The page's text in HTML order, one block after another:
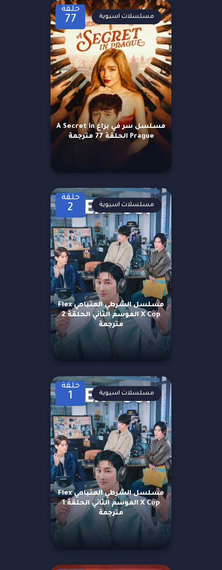
حلقة
77
مسلسل سر في براغ A Secret in
Prague الحلقة 77 مترجمة
مسلسلات اسيوية
حلقة
2
مسلسل الشرطي المتباهي Flex
X Cop الموسم الثاني الحلقة 2
مترجمة
مسلسلات اسيوية
حلقة
1
مسلسل الشرطي المتباهي Flex
X Cop الموسم الثاني الحلقة 1
مترجمة
مسلسلات اسيوية